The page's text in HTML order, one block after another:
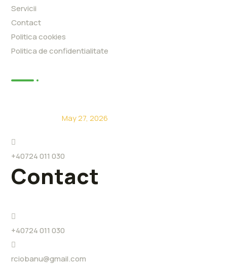
Servicii
Contact
Politica cookies
Politica de confidentialitate
May 27, 2026
+40724 011 030
Contact
+40724 011 030
rciobanu@gmail.com